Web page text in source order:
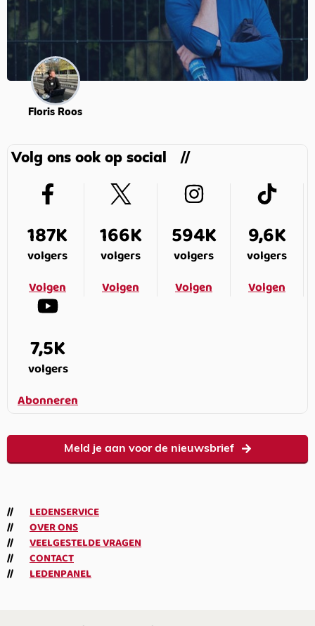
Floris Roos
Volg ons ook op social
187K
volgers
Volgen
166K
volgers
Volgen
594K
volgers
Volgen
9,6K
volgers
Volgen
7,5K
volgers
Abonneren
Meld je aan voor de nieuwsbrief
LEDENSERVICE
OVER ONS
VEELGESTELDE VRAGEN
CONTACT
LEDENPANEL